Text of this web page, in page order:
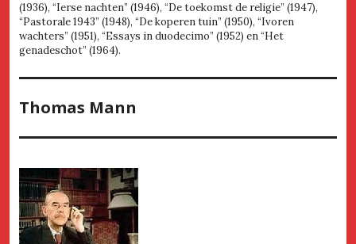
(1936), “Ierse nachten” (1946), “De toekomst de religie” (1947),
“Pastorale 1943” (1948), “De koperen tuin” (1950), “Ivoren
wachters” (1951), “Essays in duodecimo” (1952) en “Het
genadeschot” (1964).
Thomas Mann